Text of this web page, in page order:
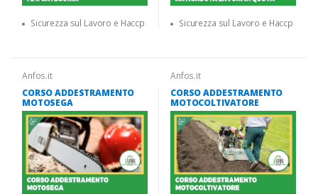
Sicurezza sul Lavoro e Haccp Sicurezza sul Lavoro e Haccp
Anfos.it
CORSO ADDESTRAMENTO
MOTOSEGA
Anfos.it
CORSO ADDESTRAMENTO
MOTOCOLTIVATORE